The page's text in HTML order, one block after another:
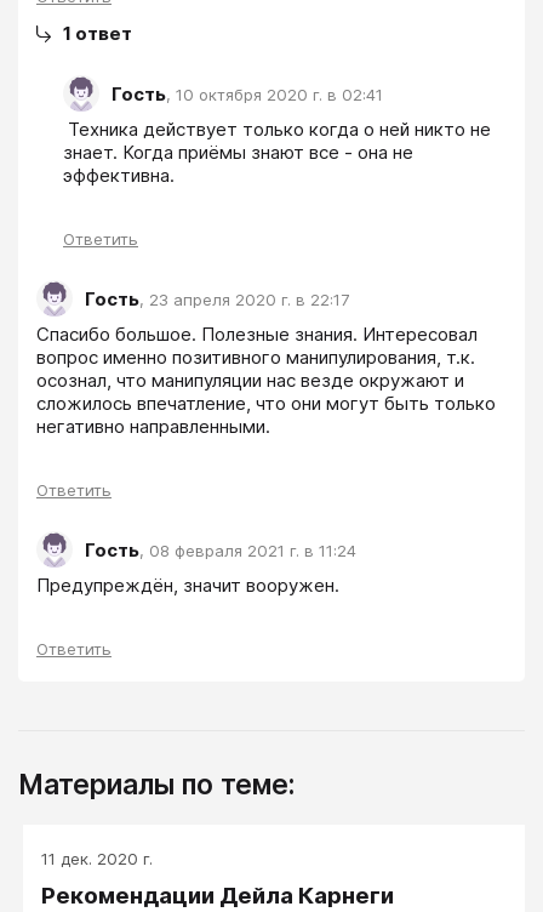
1 ответ
Гость, 10 октября 2020 г. в 02:41
знает. Когда приёмы знают все - она не
эффективна.
Ответить
Гость, 23 апреля 2020 г. в 22:17
Спасибо большое. Полезные знания. Интересовал
вопрос именно позитивного манипулирования, т.к.
осознал, что манипуляции нас везде окружают и
сложилось впечатление, что они могут быть только
негативно направленными.
Ответить
Гость, 08 февраля 2021 г. в 11:24
Предупреждён, значит вооружен.
Ответить
Материалы по теме:
11 дек. 2020 г.
Рекомендации Дейла Карнеги